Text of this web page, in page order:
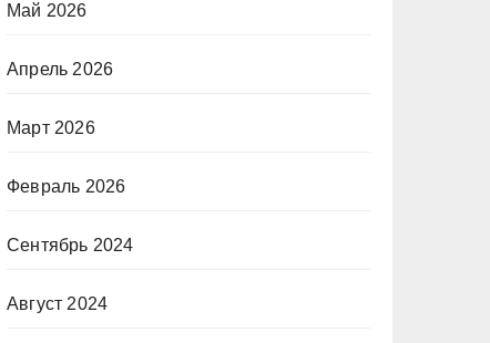
Май 2026
Апрель 2026
Март 2026
Февраль 2026
Сентябрь 2024
Август 2024